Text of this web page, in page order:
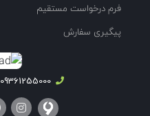
فرم درخواست مستقیم
پیگیری سفارش
09361255000